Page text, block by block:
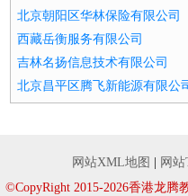
北京朝阳区华林保险有限公司
西藏岳衡服务有限公司
吉林名扬信息技术有限公司
北京昌平区腾飞新能源有限公
网站XML地图 网
©CopyRight 2015-2026香港龙腾